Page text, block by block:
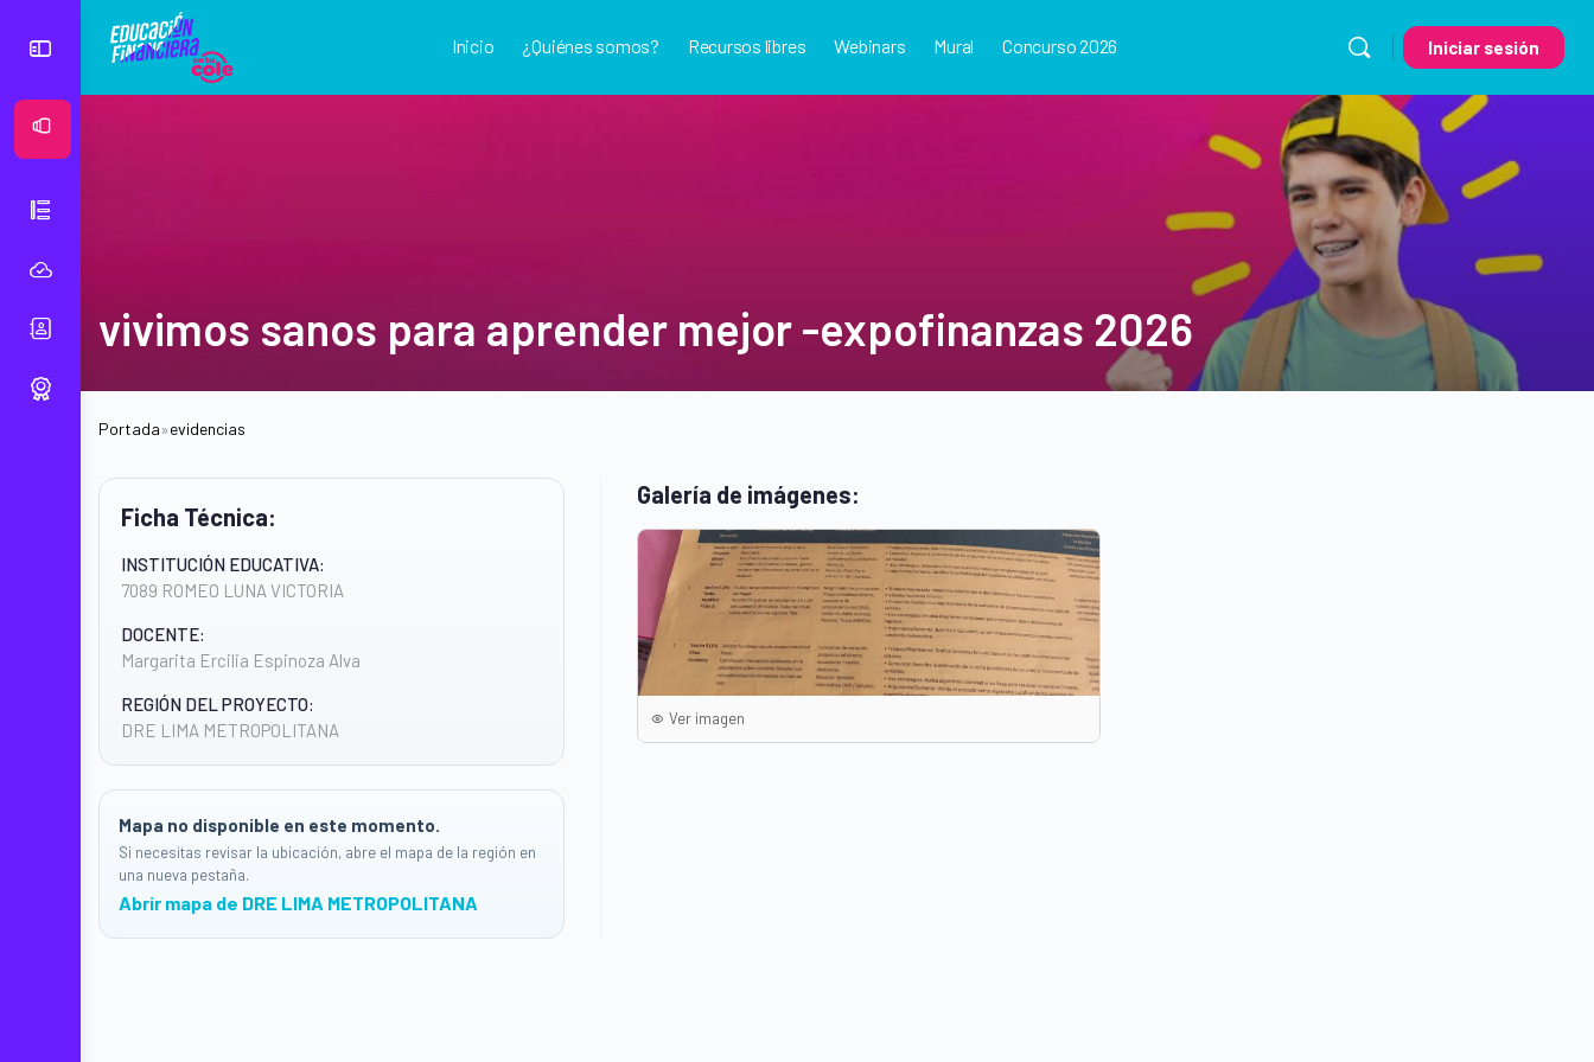
Inicio ¿Quiénes somos? Recursos libres Webinars Mural Concurso 2026 Iniciar sesión
vivimos sanos para aprender mejor -expofinanzas 2026
Portada»evidencias
Ficha Técnica:
INSTITUCIÓN EDUCATIVA:
7089 ROMEO LUNA VICTORIA
DOCENTE:
Margarita Ercilia Espinoza Alva
REGIÓN DEL PROYECTO:
DRE LIMA METROPOLITANA
Mapa no disponible en este momento.
Si necesitas revisar la ubicación, abre el mapa de la región en
una nueva pestaña.
Abrir mapa de DRE LIMA METROPOLITANA
Galería de imágenes:
Ver imagen